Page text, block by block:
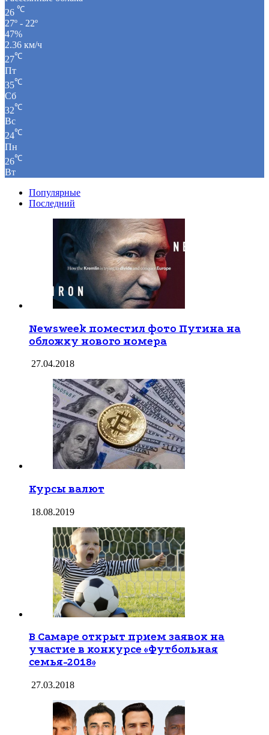
26 ℃
27º - 22º
47%
2.36 км/ч
27℃
Пт
35℃
Сб
32℃
Вс
24℃
Пн
26℃
Вт
Популярные
Последний
Newsweek поместил фото Путина на
обложку нового номера
27.04.2018
Курсы валют
18.08.2019
В Самаре открыт прием заявок на
участие в конкурсе «Футбольная
семья-2018»
27.03.2018